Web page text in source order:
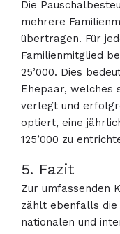
Die
mehrere
übertragen. Für
Familienmitglied
25’000. Dies
Ehepaar, welches
verlegt und
optiert, eine
125’000 zu
5. Fazit
Zur umfassenden
zählt ebenfalls die
nationalen und